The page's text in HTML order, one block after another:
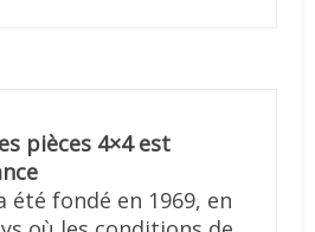
pièces 4×4 est
été fondé en 1969, en